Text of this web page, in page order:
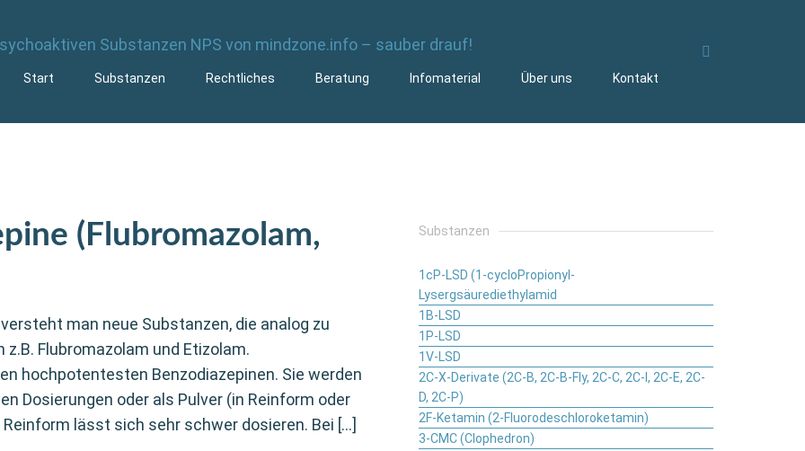
Start Substanzen Rechtliches Beratung Infomaterial Über uns Kontakt
(Flubromazolam,
man neue Substanzen, die analog zu
z.B. Flubromazolam und Etizolam.
hochpotentesten Benzodiazepinen. Sie werden
Dosierungen oder als Pulver (in Reinform oder
lässt sich sehr schwer dosieren. Bei […]
Substanzen
1cP-LSD (1-cycloPropionyl-
Lysergsäurediethylamid
1B-LSD
1P-LSD
1V-LSD
2C-X-Derivate (2C-B, 2C-B-Fly, 2C-C, 2C-I, 2C-E, 2C-
D, 2C-P)
2F-Ketamin (2-Fluorodeschloroketamin)
3-CMC (Clophedron)